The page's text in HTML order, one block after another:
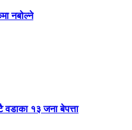
नबोल्ने
वडाका १३ जना बेपत्ता